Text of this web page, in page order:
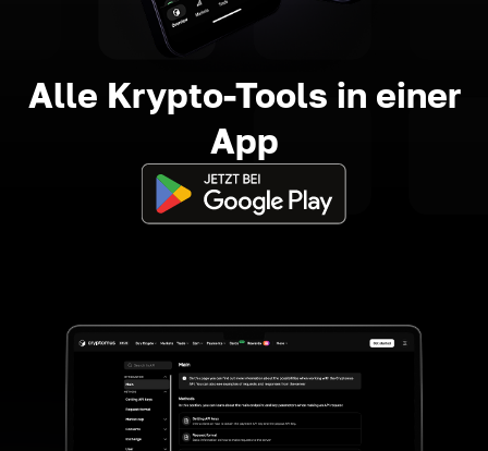
Alle Krypto-Tools in einer
App